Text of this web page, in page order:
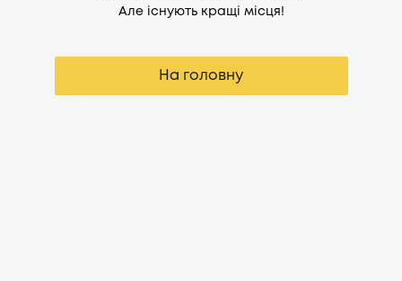
Але існують кращі місця!
На головну